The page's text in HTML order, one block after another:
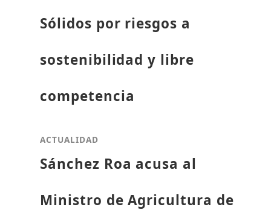
Sólidos por riesgos a
sostenibilidad y libre
competencia
ACTUALIDAD
Sánchez Roa acusa al
Ministro de Agricultura de